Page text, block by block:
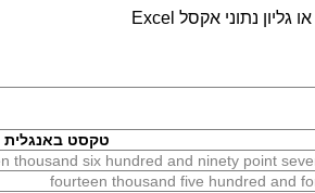
טקסט באנגלית
thousand six hundred and ninety point
fourteen thousand five hundred and